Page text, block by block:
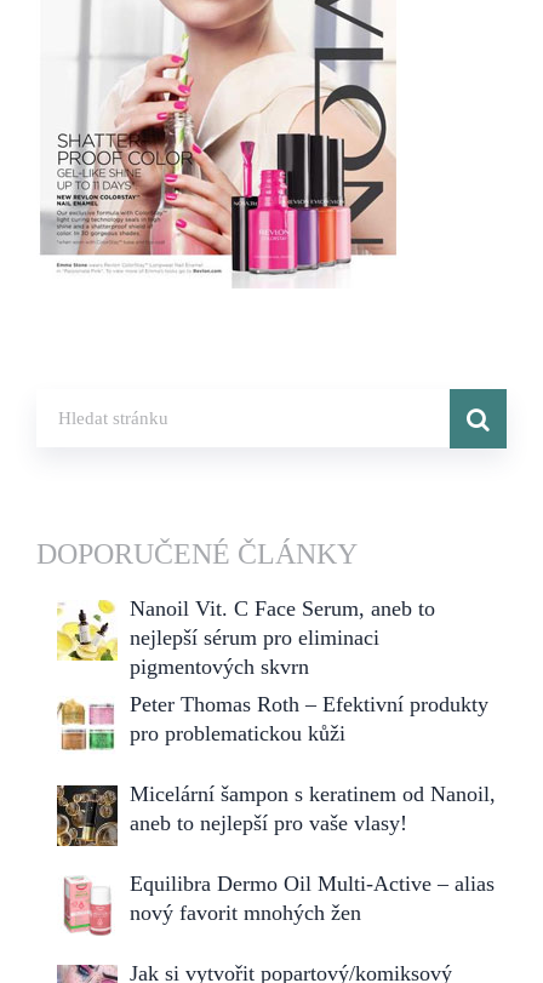
DOPORUČENÉ ČLÁNKY
Nanoil Vit. C Face Serum, aneb to
nejlepší sérum pro eliminaci
pigmentových skvrn
Peter Thomas Roth – Efektivní produkty
pro problematickou kůži
Micelární šampon s keratinem od Nanoil,
aneb to nejlepší pro vaše vlasy!
Equilibra Dermo Oil Multi-Active – alias
nový favorit mnohých žen
Jak si vytvořit popartový/komiksový